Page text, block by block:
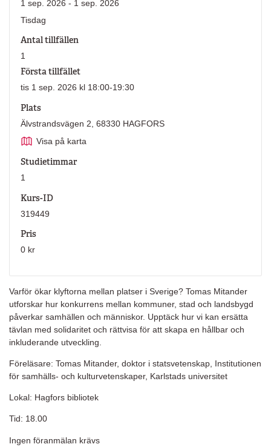
Varför ökar klyftorna mellan platser i Sverige? Tomas Mitander
utforskar hur konkurrens mellan kommuner, stad och landsbygd
påverkar samhällen och människor. Upptäck hur vi kan ersätta
tävlan med solidaritet och rättvisa för att skapa en hållbar och
inkluderande utveckling.
Föreläsare: Tomas Mitander, doktor i statsvetenskap, Institutionen
för samhälls- och kulturvetenskaper, Karlstads universitet
Lokal: Hagfors bibliotek
Tid: 18.00
Ingen föranmälan krävs
1 sep. 2026 - 1 sep. 2026
Tisdag
Antal tillfällen
1
Första tillfället
tis 1 sep. 2026 kl 18:00-19:30
Plats
Älvstrandsvägen 2, 68330 HAGFORS
Visa på karta
Studietimmar
1
Kurs-ID
319449
Pris
0 kr